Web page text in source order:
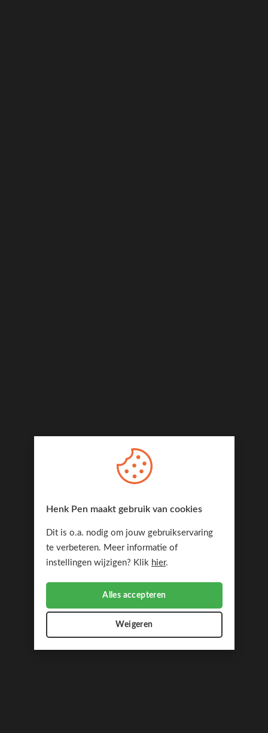
Henk Pen maakt gebruik van cookies
Dit is o.a. nodig om jouw gebruikservaring
te verbeteren. Meer informatie of
instellingen wijzigen? Klik hier.
Alles accepteren
Weigeren